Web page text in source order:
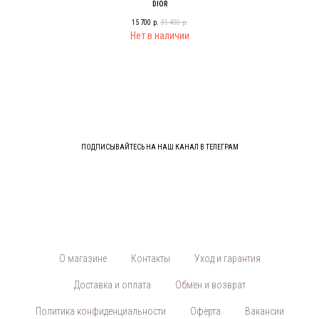
DIOR
15 700 р. 31 400 р.
Нет в наличии
ПОДПИСЫВАЙТЕСЬ НА НАШ КАНАЛ В ТЕЛЕГРАМ
О магазине Контакты Уход и гарантия
Доставка и оплата Обмен и возврат
Политика конфиденциальности Оферта Вакансии